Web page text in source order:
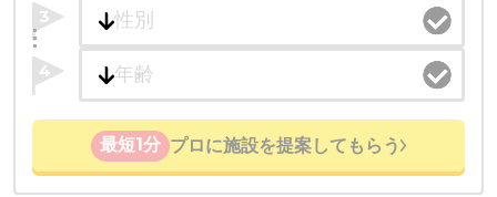
3
4
最短1分 プロに施設を提案してもらう